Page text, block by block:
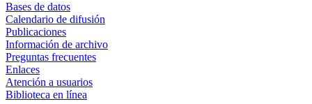
Bases de datos
Calendario de difusión
Publicaciones
Información de archivo
Preguntas frecuentes
Enlaces
Atención a usuarios
Biblioteca en línea